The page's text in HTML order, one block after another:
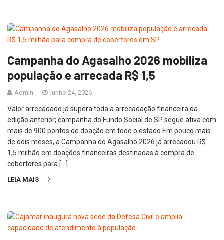
Campanha do Agasalho 2026 mobiliza
população e arrecada R$ 1,5
Admin junho 24, 2026
Valor arrecadado já supera toda a arrecadação financeira da
edição anterior; campanha do Fundo Social de SP segue ativa com
mais de 900 pontos de doação em todo o estado Em pouco mais
de dois meses, a Campanha do Agasalho 2026 já arrecadou R$
1,5 milhão em doações financeiras destinadas à compra de
cobertores para […]
LEIA MAIS